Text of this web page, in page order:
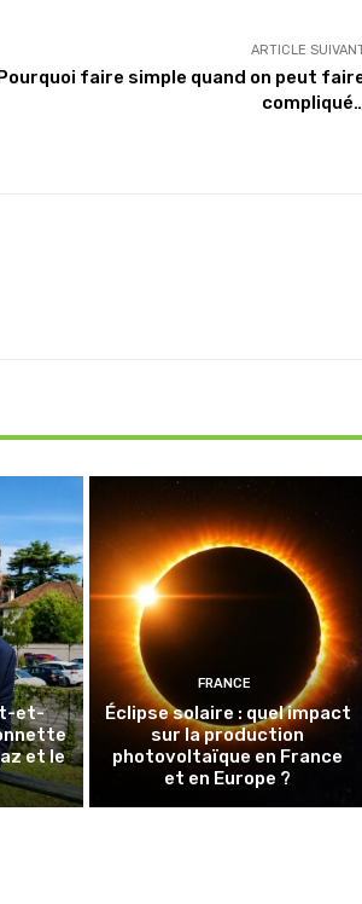
ARTICLE
faire simple quand on peut
et-
et le
FRANCE
Éclipse solaire : quel impact
sur la production
photovoltaïque en France
et en Europe ?